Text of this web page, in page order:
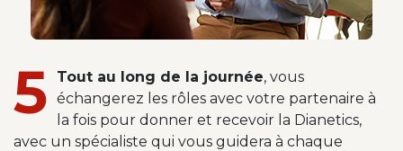
5 Tout au long de la journée, vous
échangerez les rôles avec votre partenaire à
la fois pour donner et recevoir la Dianetics,
avec un spécialiste qui vous guidera à chaque